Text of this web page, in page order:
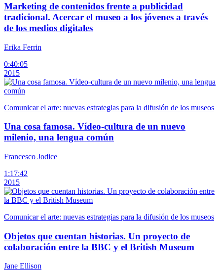
Marketing de contenidos frente a publicidad
tradicional. Acercar el museo a los jóvenes a través
de los medios digitales
Erika Ferrin
0:40:05
2015
Comunicar el arte: nuevas estrategias para la difusión de los museos
Una cosa famosa. Vídeo-cultura de un nuevo
milenio, una lengua común
Francesco Jodice
1:17:42
2015
Comunicar el arte: nuevas estrategias para la difusión de los museos
Objetos que cuentan historias. Un proyecto de
colaboración entre la BBC y el British Museum
Jane Ellison